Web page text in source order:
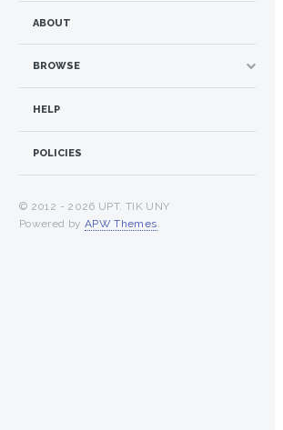
ABOUT
BROWSE
HELP
POLICIES
© 2012 - 2026 UPT. TIK UNY
Powered by APW Themes